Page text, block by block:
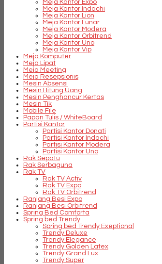
Meja Kantor Expo
Meja Kantor Indachi
Meja Kantor Lion
Meja Kantor Lunar
Meja Kantor Modera
Meja Kantor Orbitrend
Meja Kantor Uno
Meja Kantor Vip
Meja Komputer
Meja Lipat
Meja Meeting
Meja Resepsionis
Mesin Absensi
Mesin Hitung Uang
Mesin Penghancur Kertas
Mesin Tik
Mobile File
Papan Tulis / WhiteBoard
Partisi Kantor
Partisi Kantor Donati
Partisi Kantor Indachi
Partisi Kantor Modera
Partisi Kantor Uno
Rak Sepatu
Rak Serbaguna
Rak TV
Rak TV Activ
Rak TV Expo
Rak TV Orbitrend
Ranjang Besi Expo
Ranjang Besi Orbitrend
Spring Bed Comforta
Spring bed Trendy
Spring bed Trendy Exeptional
Trendy Deluxe
Trendy Elegance
Trendy Golden Latex
Trendy Grand Lux
Trendy Super